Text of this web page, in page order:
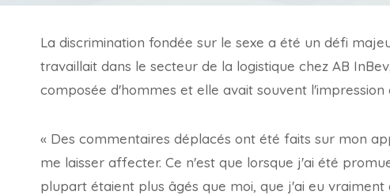
La discrimination fondée sur le sexe a été un défi
travaillait dans le secteur de la logistique chez AB
composée d'hommes et elle avait souvent
« Des commentaires déplacés ont été faits sur mon
me laisser affecter. Ce n'est que lorsque j'ai été
plupart étaient plus âgés que moi, que j'ai eu